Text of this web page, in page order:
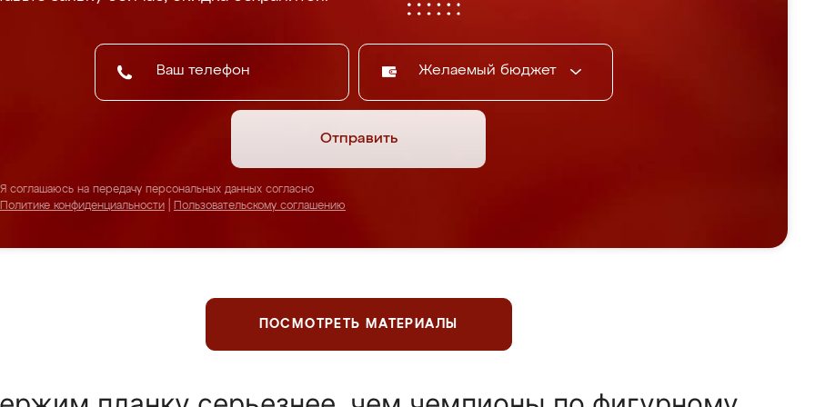
Желаемый бюджет
Отправить
Я соглашаюсь на передачу персональных данных согласно
Политике конфиденциальности
Пользовательскому соглашению
ПОСМОТРЕТЬ МАТЕРИАЛЫ